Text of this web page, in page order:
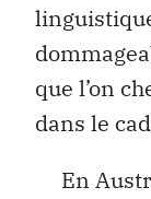
que l’on
dans le
En